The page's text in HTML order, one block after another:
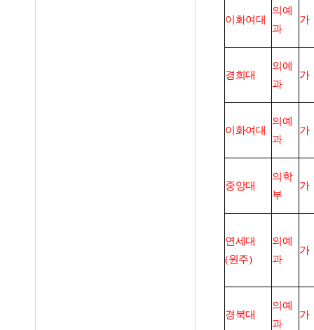
이화여대
의예
과
가
경희대
의예
과
가
이화여대
의예
과
가
중앙대
의학
부
가
연세대
(원주)
의예
과
가
경북대
의예
과
가